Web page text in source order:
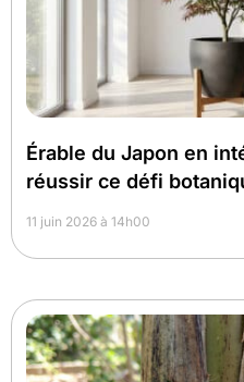
Érable du Japon en
réussir ce défi
11 juin 2026 à 14h00